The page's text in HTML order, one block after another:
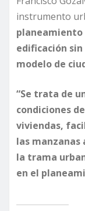
instrumento
planeamiento
edificación
modelo de
“Se trata de
condiciones
viviendas,
las
la trama
en el